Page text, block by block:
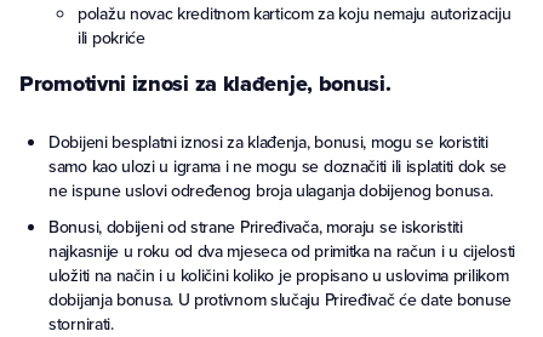
polažu novac kreditnom karticom za koju nemaju autorizaciju
ili pokriće
Promotivni iznosi za klađenje, bonusi.
Dobijeni besplatni iznosi za klađenja, bonusi, mogu se koristiti
samo kao ulozi u igrama i ne mogu se doznačiti ili isplatiti dok se
ne ispune uslovi određenog broja ulaganja dobijenog bonusa.
Bonusi, dobijeni od strane Priređivača, moraju se iskoristiti
najkasnije u roku od dva mjeseca od primitka na račun i u cijelosti
uložiti na način i u količini koliko je propisano u uslovima prilikom
dobijanja bonusa. U protivnom slučaju Priređivač će date bonuse
stornirati.